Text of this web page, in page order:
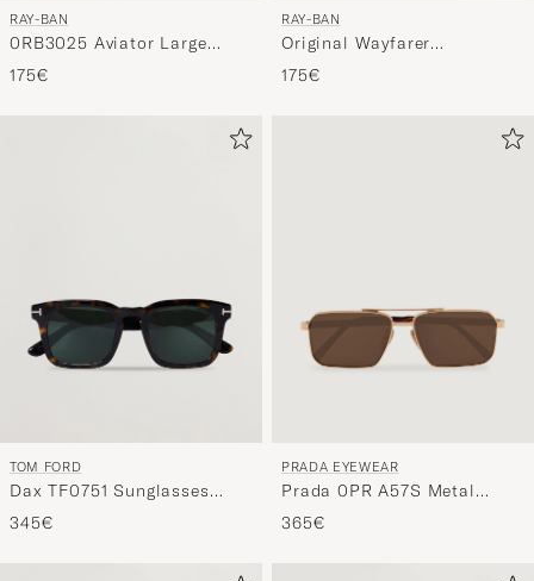
RAY-BAN
0RB3025 Aviator Large
Metal Sunglasses
Arista/Grey Green
175€
RAY-BAN
Original Wayfarer
Sunglasses Tortoise/Crystal
Green
175€
TOM FORD
Dax TF0751 Sunglasses
Havanna
345€
PRADA EYEWEAR
Prada 0PR A57S Metal
Sunglasses Gold
365€